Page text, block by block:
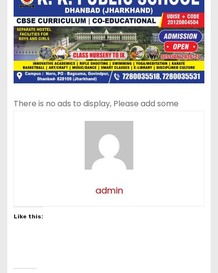
There is no ads to display, Please add some
admin
Like this: